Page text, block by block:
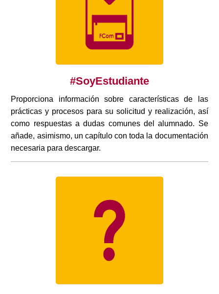
#SoyEstudiante
Proporciona información sobre características de las
prácticas y procesos para su solicitud y realización, así
como respuestas a dudas comunes del alumnado. Se
añade, asimismo, un capítulo con toda la documentación
necesaria para descargar.